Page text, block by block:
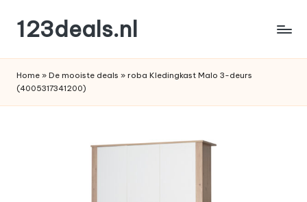
de
inhoud
123deals.nl
deals
Home » De mooiste deals » roba Kledingkast Malo 3-deurs
(4005317341200)